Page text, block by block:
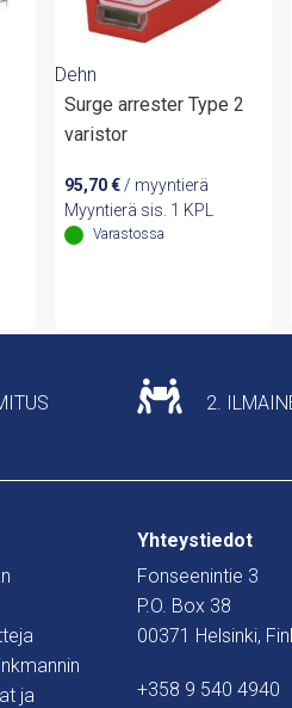
Dehn
Surge arrester Type 2
varistor
95,70€/ myyntierä
Myyntierä sis. 1 KPL
Varastossa
2.
ja
Yhteystiedot
Fonseenintie 3
P.O. Box 38
00371 Helsinki,
+358 9 540 4940